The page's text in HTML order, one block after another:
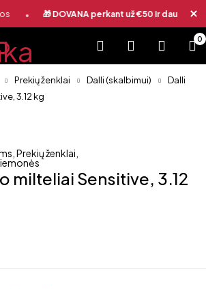
🎁 DOVANA perkant už €50 ir daugiau
0
Prekių ženklai Dalli (skalbimui)
Dalli
3.12 kg
Prekių ženklai
milteliai Sensitive, 3.12